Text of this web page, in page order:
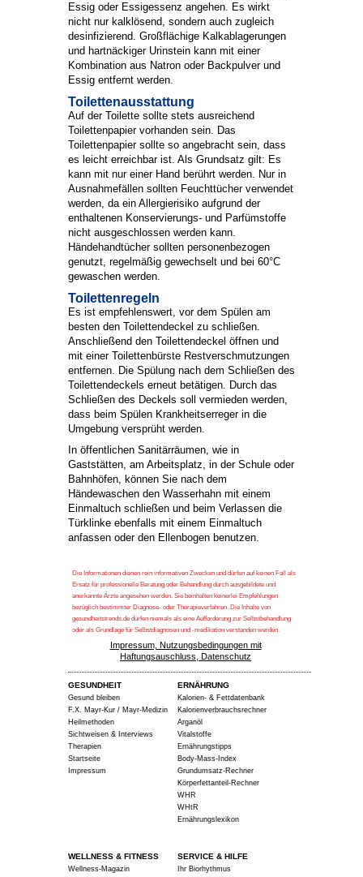
Essig oder Essigessenz angehen. Es wirkt
nicht nur kalklösend, sondern auch zugleich
desinfizierend. Großflächige Kalkablagerungen
und hartnäckiger Urinstein kann mit einer
Kombination aus Natron oder Backpulver und
Essig entfernt werden.
Toilettenausstattung
Auf der Toilette sollte stets ausreichend
Toilettenpapier vorhanden sein. Das
Toilettenpapier sollte so angebracht sein, dass
es leicht erreichbar ist. Als Grundsatz gilt: Es
kann mit nur einer Hand berührt werden. Nur in
Ausnahmefällen sollten Feuchttücher verwendet
werden, da ein Allergierisiko aufgrund der
enthaltenen Konservierungs- und Parfümstoffe
nicht ausgeschlossen werden kann.
Händehandtücher sollten personenbezogen
genutzt, regelmäßig gewechselt und bei 60°C
gewaschen werden.
Toilettenregeln
Es ist empfehlenswert, vor dem Spülen am
besten den Toilettendeckel zu schließen.
Anschließend den Toilettendeckel öffnen und
mit einer Toilettenbürste Restverschmutzungen
entfernen. Die Spülung nach dem Schließen des
Toilettendeckels erneut betätigen. Durch das
Schließen des Deckels soll vermieden werden,
dass beim Spülen Krankheitserreger in die
Umgebung versprüht werden.
In öffentlichen Sanitärräumen, wie in
Gaststätten, am Arbeitsplatz, in der Schule oder
Bahnhöfen, können Sie nach dem
Händewaschen den Wasserhahn mit einem
Einmaltuch schließen und beim Verlassen die
Türklinke ebenfalls mit einem Einmaltuch
anfassen oder den Ellenbogen benutzen.
Die Informationen dienen rein informativen Zwecken und dürfen auf keinen Fall als
Ersatz für professionelle Beratung oder Behandlung durch ausgebildete und
anerkannte Ärzte angesehen werden. Sie beinhalten keinerlei Empfehlungen
bezüglich bestimmter Diagnose- oder Therapieverfahren. Die Inhalte von
gesundheitstrends.de dürfen niemals als eine Aufforderung zur Selbstbehandlung
oder als Grundlage für Selbstdiagnosen und -medikation verstanden werden.
Impressum, Nutzungsbedingungen mit
Haftungsauschluss, Datenschutz
GESUNDHEIT
Gesund bleiben
F.X. Mayr-Kur / Mayr-Medizin
Heilmethoden
Sichtweisen & Interviews
Therapien
Startseite
Impressum
ERNÄHRUNG
Kalorien- & Fettdatenbank
Kalorienverbrauchsrechner
Arganöl
Vitalstoffe
Ernährungstipps
Body-Mass-Index
Grundumsatz-Rechner
Körperfettanteil-Rechner
WHR
WHtR
Ernährungslexikon
WELLNESS & FITNESS
Wellness-Magazin
SERVICE & HILFE
Ihr Biorhythmus